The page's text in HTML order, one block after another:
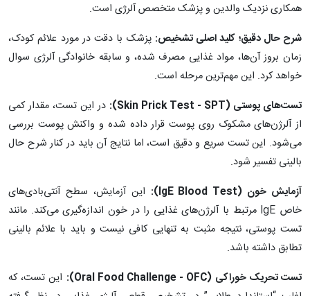
همکاری نزدیک والدین و پزشک متخصص آلرژی است.
شرح حال دقیق؛ کلید اصلی تشخیص: پزشک با دقت در مورد علائم کودک،
زمان بروز آن‌ها، مواد غذایی مصرف شده، و سابقه خانوادگی آلرژی سوال
خواهد کرد. این مهم‌ترین مرحله است.
تست‌های پوستی (Skin Prick Test - SPT
): در این تست، مقدار کمی
از آلرژن‌های مشکوک روی پوست قرار داده شده و واکنش پوست بررسی
می‌شود. این تست سریع و دقیق است، اما نتایج آن باید در کنار شرح حال
بالینی تفسیر شود.
آزمایش خون (IgE Blood Test
): این آزمایش، سطح آنتی‌بادی‌های
خاص IgE مرتبط با آلرژن‌های غذایی را در خون اندازه‌گیری می‌کند. مانند
تست پوستی، نتیجه مثبت به تنهایی کافی نیست و باید با علائم بالینی
تطابق داشته باشد.
تست تحریک خوراکی (Oral Food Challenge - OFC
): این تست، که